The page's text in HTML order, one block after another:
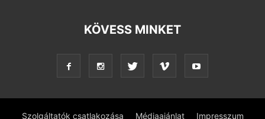
KÖVESS MINKET
Szolgáltatók csatlakozása Médiaajánlat Impresszum